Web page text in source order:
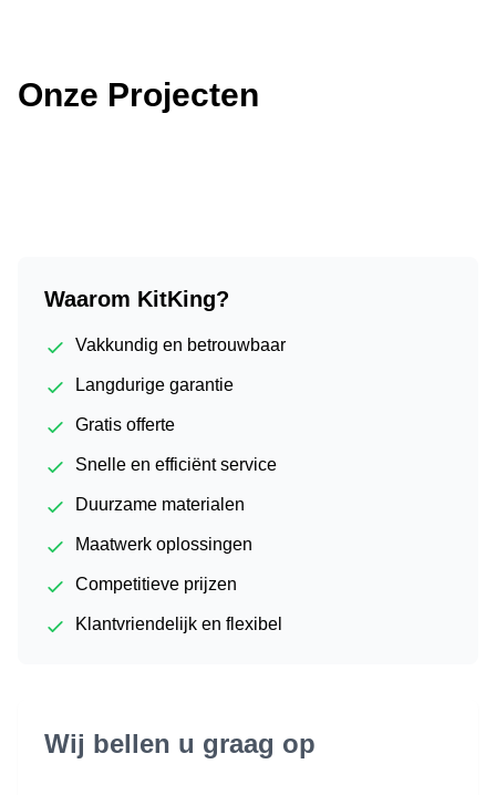
Onze Projecten
Waarom KitKing?
Vakkundig en betrouwbaar
Langdurige garantie
Gratis offerte
Snelle en efficiënt service
Duurzame materialen
Maatwerk oplossingen
Competitieve prijzen
Klantvriendelijk en flexibel
Wij bellen u graag op